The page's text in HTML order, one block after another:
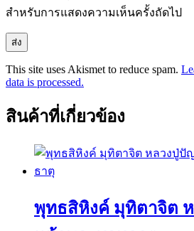
สำหรับการแสดงความเห็นครั้งถัดไป
This site uses Akismet to reduce spam.
data is processed.
สินค้าที่เกี่ยวข้อง
พุทธสิหิงค์ มุทิตาจิต